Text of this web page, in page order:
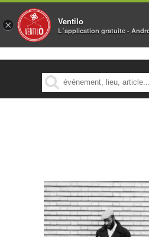
MENU
× Ventilo
L´application gratuite -